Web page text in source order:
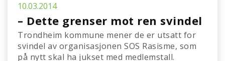
10.03.2014
– Dette grenser mot ren svindel
Trondheim kommune mener de er utsatt for
svindel av organisasjonen SOS Rasisme, som
på nytt skal ha jukset med medlemstall.